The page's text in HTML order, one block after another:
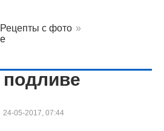
Рецепты с фото »
24-05-2017, 07:44